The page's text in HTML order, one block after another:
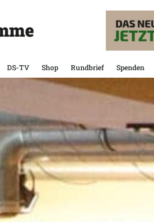
DS-TV Shop Rundbrief Spenden